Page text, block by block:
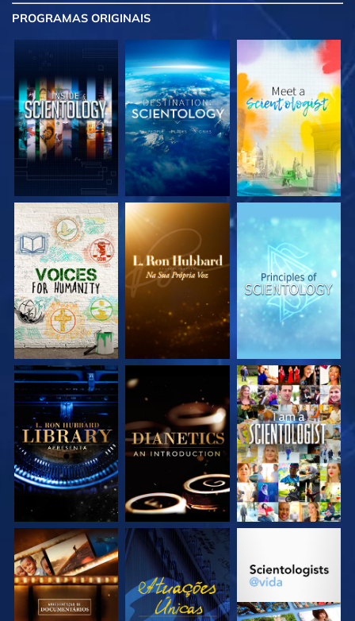
PROGRAMAS ORIGINAIS
EXPLORE A SÉRIE EXPLORE A SÉRIE EXPLORE A SÉRIE
EXPLORE A SÉRIE EXPLORE A SÉRIE VEJA
EXPLORE A SÉRIE VEJA EXPLORE A SÉRIE